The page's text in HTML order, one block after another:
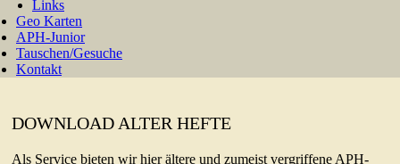
Links
Geo Karten
APH-Junior
Tauschen/Gesuche
Kontakt
DOWNLOAD ALTER HEFTE
Als Service bieten wir hier ältere und zumeist vergriffene APH-